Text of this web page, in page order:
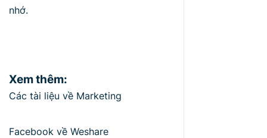
nhớ.
Xem thêm:
Các tài liệu về Marketing
Facebook về Weshare